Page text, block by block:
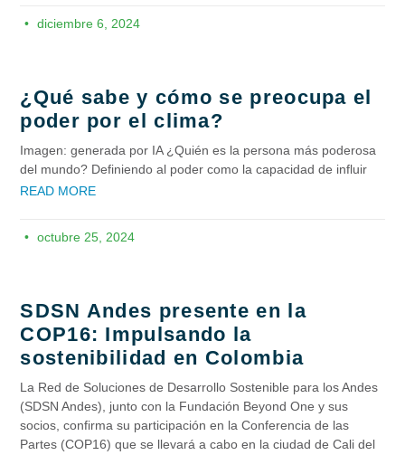
diciembre 6, 2024
¿Qué sabe y cómo se preocupa el
poder por el clima?
Imagen: generada por IA ¿Quién es la persona más poderosa
del mundo? Definiendo al poder como la capacidad de influir
READ MORE
octubre 25, 2024
SDSN Andes presente en la
COP16: Impulsando la
sostenibilidad en Colombia
La Red de Soluciones de Desarrollo Sostenible para los Andes
(SDSN Andes), junto con la Fundación Beyond One y sus
socios, confirma su participación en la Conferencia de las
Partes (COP16) que se llevará a cabo en la ciudad de Cali del